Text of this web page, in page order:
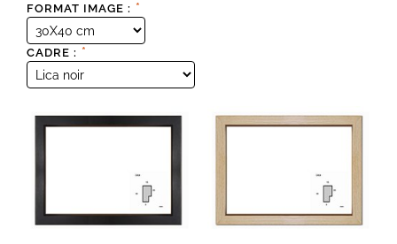
FORMAT IMAGE : *
CADRE : *